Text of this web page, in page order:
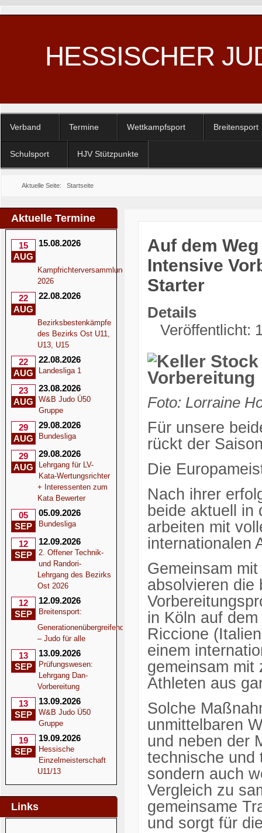
HESSISCHER
Verband Termine Wettkampfsport Breitensport
Schulsport HJV Stützpunkte
Aktuelle Seite: Startseite
Aktuelle Termine
15
AUG
15.08.2026
Kampfrichterversammlung
2026
22
AUG
22.08.2026
Bezirksbestenkämpfe
des Bezirks Ost U11,
U13, U15
22
AUG
22.08.2026
Landesliga 1
23
AUG
23.08.2026
W&B Judo Ü50
Gruppe
29
AUG
29.08.2026
Bundesliga
29
AUG
29.08.2026
Lehrgang für LV-
Kata-Wertungsrichter
+ Interessenten zum
Kata Bewerter
05
SEP
05.09.2026
Bundesliga
12
SEP
12.09.2026
2. Offener Technik-
und Randori-
Lehrgang des Bezirks
Ost 2026
12
SEP
12.09.2026
Breitensport:
Generationenübergreifend
– Judo für alle
13
SEP
13.09.2026
Prüfungswesen:
Lehrgang Dan-
Vorbereitung
13
SEP
13.09.2026
W&B Judo Ü50
Gruppe
19
SEP
19.09.2026
Hessische
Einzelmeisterschaft
U11/13
Links
Auf dem
Intensive
Starter
Details
Veröffentlicht:
Foto: Lorraine
Für unsere
rückt der
Die
Nach ihrer
beide aktuell in
arbeiten mit
internationalen
Gemeinsam
absolvieren die
in Köln auf
Riccione
einem
gemeinsam mit
Athleten aus
Solche
unmittelbaren
und neben der
technische und
sondern auch
Vergleich zu
gemeinsame
und sorgt für